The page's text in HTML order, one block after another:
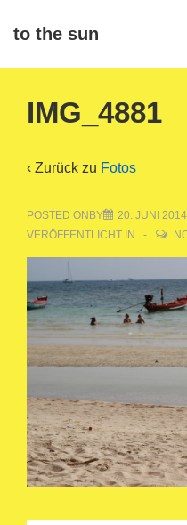
Zumto the sun
Navigation
IMG_4881
‹ Zurück zu Fotos
POSTED ONBY 20. JUNI 2014
VERÖFFENTLICHT IN